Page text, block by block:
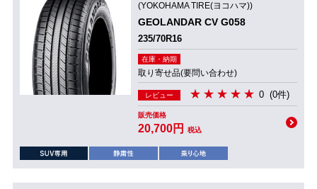
(YOKOHAMA TIRE(ヨコハマ))
GEOLANDAR CV G058
235/70R16
在庫・納期
取り寄せ品(要問い合わせ)
レビュー 0 (0件)
販売価格
20,700円 税込